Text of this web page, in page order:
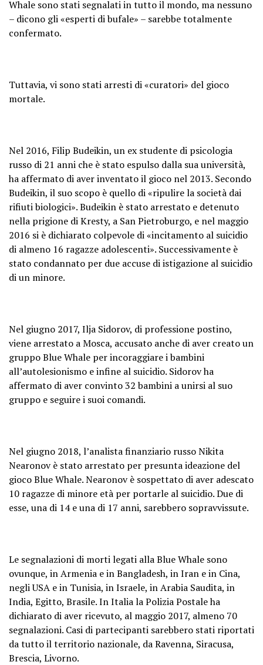
Whale sono stati segnalati in tutto il mondo, ma nessuno
– dicono gli «esperti di bufale» – sarebbe totalmente
confermato.
Tuttavia, vi sono stati arresti di «curatori» del gioco
mortale.
Nel 2016, Filip Budeikin, un ex studente di psicologia
russo di 21 anni che è stato espulso dalla sua università,
ha affermato di aver inventato il gioco nel 2013. Secondo
Budeikin, il suo scopo è quello di «ripulire la società dai
rifiuti biologici». Budeikin è stato arrestato e detenuto
nella prigione di Kresty, a San Pietroburgo, e nel maggio
2016 si è dichiarato colpevole di «incitamento al suicidio
di almeno 16 ragazze adolescenti». Successivamente è
stato condannato per due accuse di istigazione al suicidio
di un minore.
Nel giugno 2017, Ilja Sidorov, di professione postino,
viene arrestato a Mosca, accusato anche di aver creato un
gruppo Blue Whale per incoraggiare i bambini
all’autolesionismo e infine al suicidio. Sidorov ha
affermato di aver convinto 32 bambini a unirsi al suo
gruppo e seguire i suoi comandi.
Nel giugno 2018, l’analista finanziario russo Nikita
Nearonov è stato arrestato per presunta ideazione del
gioco Blue Whale. Nearonov è sospettato di aver adescato
10 ragazze di minore età per portarle al suicidio. Due di
esse, una di 14 e una di 17 anni, sarebbero sopravvissute.
Le segnalazioni di morti legati alla Blue Whale sono
ovunque, in Armenia e in Bangladesh, in Iran e in Cina,
negli USA e in Tunisia, in Israele, in Arabia Saudita, in
India, Egitto, Brasile. In Italia la Polizia Postale ha
dichiarato di aver ricevuto, al maggio 2017, almeno 70
segnalazioni. Casi di partecipanti sarebbero stati riportati
da tutto il territorio nazionale, da Ravenna, Siracusa,
Brescia, Livorno.